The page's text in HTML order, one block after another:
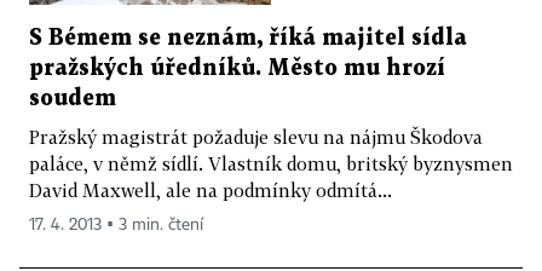
S Bémem se neznám, říká majitel sídla
pražských úředníků. Město mu hrozí
soudem
Pražský magistrát požaduje slevu na nájmu Škodova
paláce, v němž sídlí. Vlastník domu, britský byznysmen
David Maxwell, ale na podmínky odmítá...
17. 4. 2013 ▪ 3 min. čtení